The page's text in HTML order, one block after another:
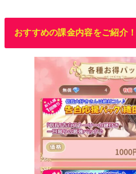
おすすめの課金内容をご紹介！